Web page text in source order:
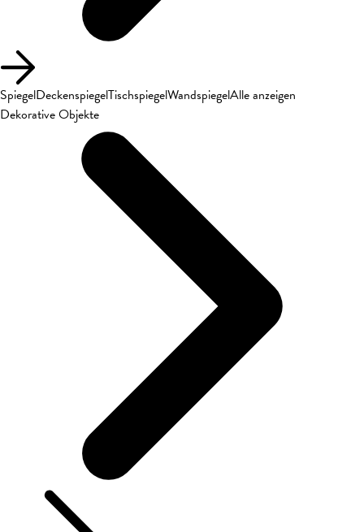
SpiegelDeckenspiegelTischspiegelWandspiegelAlle anzeigen
Dekorative Objekte